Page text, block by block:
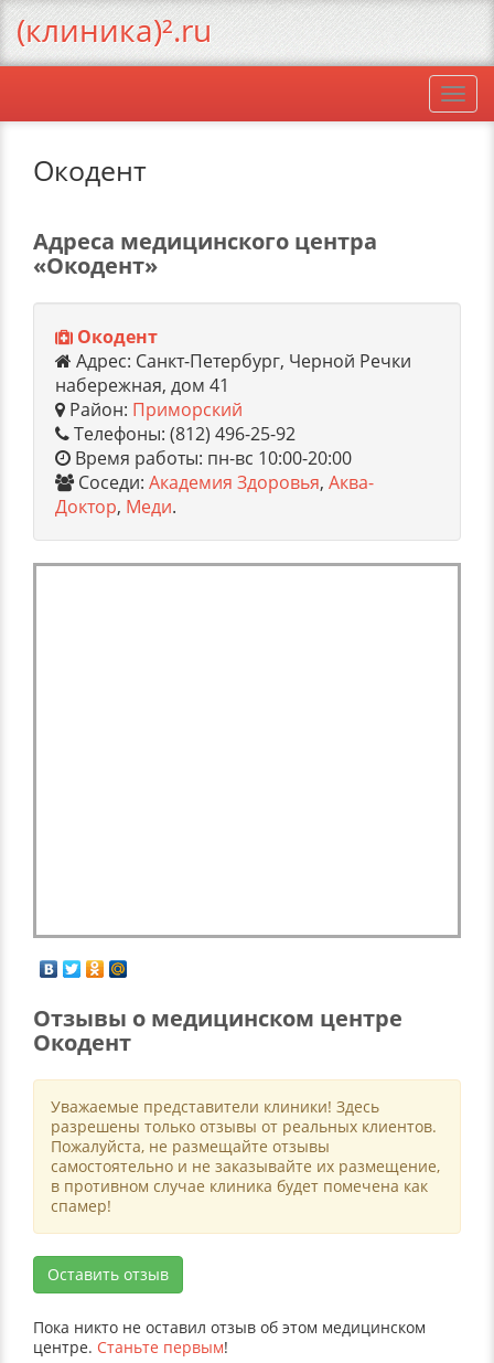
Окодент
Адреса медицинского центра
«Окодент»
Окодент
Адрес: Санкт-Петербург, Черной Речки
набережная, дом 41
Район: Приморский
Телефоны: (812) 496-25-92
Время работы: пн-вс 10:00-20:00
Соседи: Академия Здоровья, Аква-
Доктор, Меди.
Отзывы о медицинском центре
Окодент
Уважаемые представители клиники! Здесь
разрешены только отзывы от реальных клиентов.
Пожалуйста, не размещайте отзывы
самостоятельно и не заказывайте их размещение,
в противном случае клиника будет помечена как
спамер!
Оставить отзыв
Пока никто не оставил отзыв об этом медицинском
центре. Станьте первым!
(клиника)².ru